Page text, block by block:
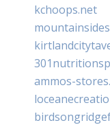
kchoops.net
ammos-